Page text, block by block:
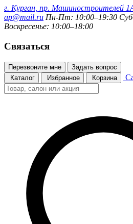
г. Курган, пр. Машиностроителей
ap@mail.ru Пн-Пт: 10:00–19:30
Воскресенье: 10:00–18:00
Связаться
Перезвоните мне
Задать вопрос
Каталог
Избранное Корзина